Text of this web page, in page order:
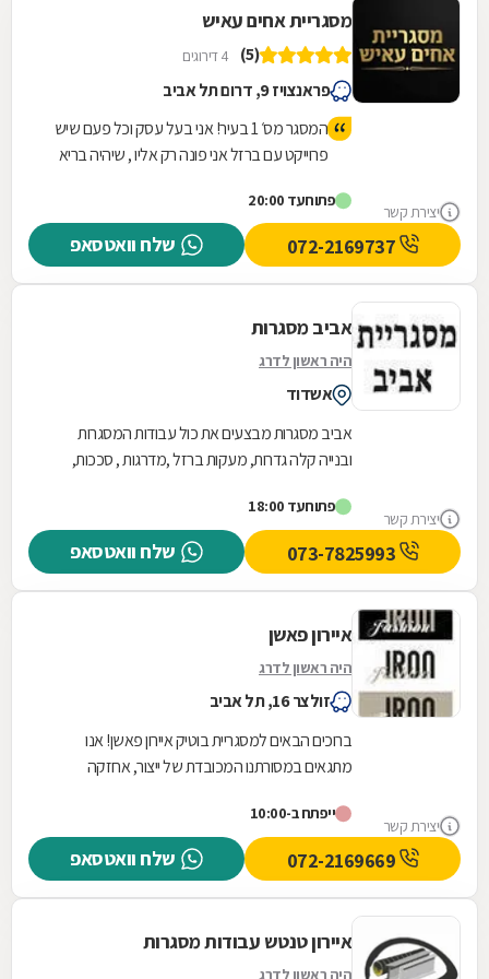
יצירת קשר
מסגריית אחים עאיש
(5) 4 דירוגים
פראנצויז 9, דרום תל אביב
המסגר מס׳ 1 בעיר! אני בעל עסק וכל פעם שיש
פרוייקט עם ברזל אני פונה רק אליו , שיהיה בריא
שלוקחת לאחרים הרבה זמן אצלו קיבלתי
במהירות והכל במחיר טוב ששווה לעבודה
שנעשית תודה ובהצלחה חבר
פתוחעד 20:00
שלח וואטסאפ
יצירת קשר
אביב מסגרות
היה ראשון לדרג
אשדוד
אביב מסגרות מבצעים את כול עבודות המסגרות
ובנייה קלה גדרות, מעקות ברזל ,מדרגות , סככות,
וקונסטרוקציה ,...
פתוחעד 18:00
שלח וואטסאפ
יצירת קשר
איירון פאשן
היה ראשון לדרג
זולצר 16, תל אביב
ברוכים הבאים למסגריית בוטיק איירון פאשן! אנו
מתגאים במסורתנו המכובדת של ייצור, אחזקה
גדרות,...
ייפתח ב-10:00
שלח וואטסאפ
איירון טנטש עבודות מסגרות
היה ראשון לדרג